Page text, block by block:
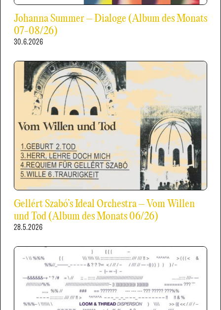
Johanna Summer – Dialoge (Album des Monats
07-08/26)
30.6.2026
Gellért Szabó’s Ideal Orchestra – Vom Willen
und Tod (Album des Monats 06/26)
28.5.2026